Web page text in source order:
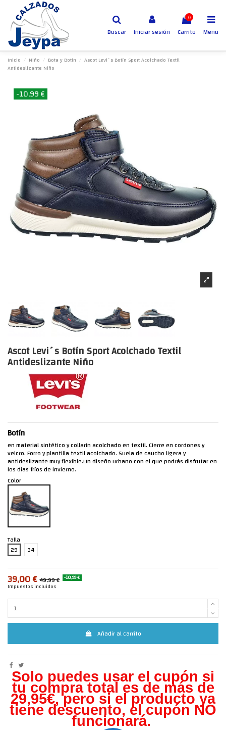
Buscar Iniciar sesión
0
Carrito Menu
Inicio Niño Bota y Botín
Ascot Levi´s Botín Sport Acolchado Textil
Antideslizante Niño
-10,99 €
Ascot Levi´s Botín Sport Acolchado Textil
Antideslizante Niño
Botín
en material sintético y collarín acolchado en textil. Cierre en cordones y
velcro. Forro y plantilla textil acolchado. Suela de caucho ligera y
antideslizante muy flexible.Un diseño urbano con el que podrás disfrutar en
los días fríos de invierno.
Color
Talla
29
34
39,00 € 49,99 € -10,99 €
Impuestos incluidos
Añadir al carrito
Solo puedes usar el cupón si
tu compra total es de más de
29,95€, pero si el producto ya
tiene descuento, el cupón NO
funcionará.